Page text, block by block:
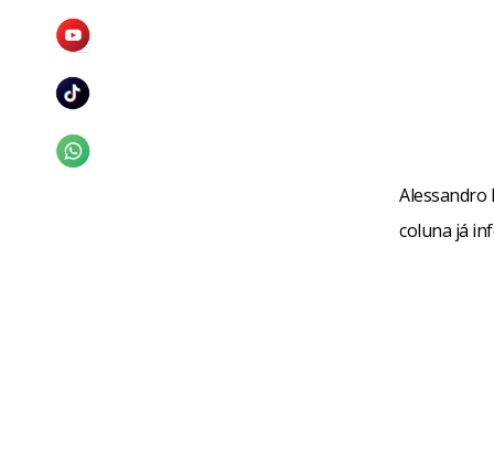
Alessandro
coluna já